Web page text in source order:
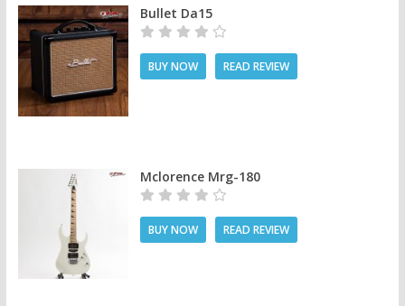
Bullet Da15
BUY NOW READ REVIEW
Mclorence Mrg-180
BUY NOW READ REVIEW